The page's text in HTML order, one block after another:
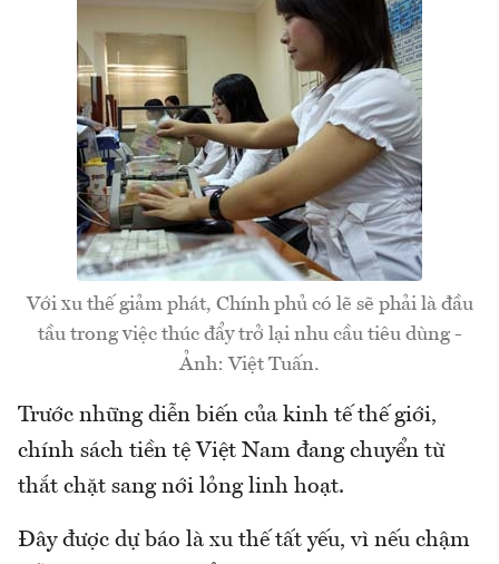
Với xu thế giảm phát, Chính phủ có lẽ sẽ phải là đầu
tầu trong việc thúc đẩy trở lại nhu cầu tiêu dùng -
Ảnh: Việt Tuấn.
Trước những diễn biến của kinh tế thế giới,
chính sách tiền tệ Việt Nam đang chuyển từ
thắt chặt sang nới lỏng linh hoạt.
Đây được dự báo là xu thế tất yếu, vì nếu chậm